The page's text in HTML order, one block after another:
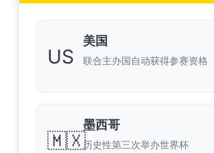
US
美国
联合主办国自动获得参赛资格
🇲🇽
墨西哥
历史性第三次举办世界杯